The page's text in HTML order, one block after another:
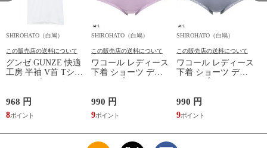
SHIROHATO（白鳩）
この販売店の送料について
グンゼ GUNZE 快適
工房 半袖 V首 Tシャ
ツ メンズ インナー
本製 抗菌防臭
968 円
8
SHIROHATO（白鳩）
この販売店の送料について
ワコール レディース
下着 ショーツ ディ
アヒップショーツ
スタンダード ノーマ
ルショーツ ML
Wacoal
990 円
9
SHIROHATO（白鳩）
この販売店の送料について
ワコール レディース
下着 ショーツ ディ
アヒップショーツ
スタンダード ノーマ
ルショーツ ML
Wacoal
990 円
9